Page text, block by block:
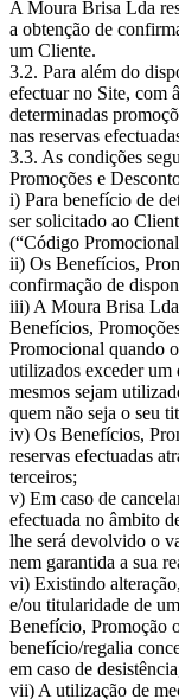
A Moura Brisa Lda
a obtenção de
um Cliente.
3.2. Para além do
efectuar no Site, com
determinadas
nas reservas
3.3. As condições
Promoções e
i) Para benefício de
ser solicitado ao
(“Código
ii) Os Benefícios,
confirmação de
iii) A Moura Brisa Lda
Benefícios,
Promocional quando
utilizados exceder
mesmos sejam
quem não seja o seu
iv) Os Benefícios,
reservas efectuadas
terceiros;
v) Em caso de
efectuada no âmbito
lhe será devolvido o
nem garantida a sua
vi) Existindo
e/ou titularidade de
Benefício, Promoção
benefício/regalia
em caso de
vii) A utilização de